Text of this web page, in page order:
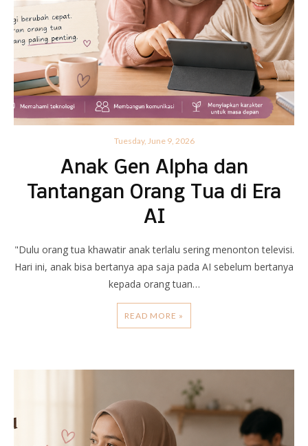
Tuesday, June 9, 2026
Anak Gen Alpha dan
Tantangan Orang Tua di Era
AI
"Dulu orang tua khawatir anak terlalu sering menonton televisi.
Hari ini, anak bisa bertanya apa saja pada AI sebelum bertanya
kepada orang tuan…
READ MORE »